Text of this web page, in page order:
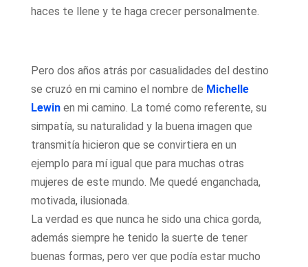
haces te llene y te haga crecer personalmente.
Pero dos años atrás por casualidades del destino
se cruzó en mi camino el nombre de Michelle
Lewinen mi camino. La tomé como referente, su
simpatía, su naturalidad y la buena imagen que
transmitía hicieron que se convirtiera en un
ejemplo para mí igual que para muchas otras
mujeres de este mundo. Me quedé enganchada,
motivada, ilusionada.
La verdad es que nunca he sido una chica gorda,
además siempre he tenido la suerte de tener
buenas formas, pero ver que podía estar mucho